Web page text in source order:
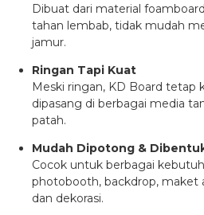
Dibuat dari material
tahan lembab, tidak mudah
jamur.
Ringan Tapi Kuat
Meski ringan, KD Board tetap
dipasang di berbagai media
patah.
Mudah Dipotong &
Cocok untuk berbagai
photobooth, backdrop, maket
dan dekorasi.